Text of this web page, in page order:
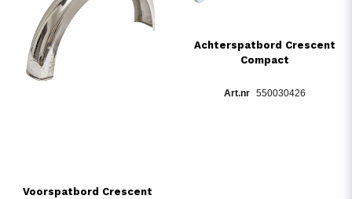
Voorspatbord Crescent
Achterspatbord Crescent
Compact
550030426